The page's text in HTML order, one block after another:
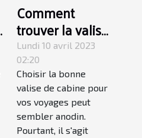
Comment
trouver la valise
de cabine
parfaite pour
répondre à vos
besoins de
voyage ?
Lundi 10 avril 2023
02:20
Choisir la bonne
valise de cabine pour
vos voyages peut
sembler anodin.
Pourtant, il s'agit